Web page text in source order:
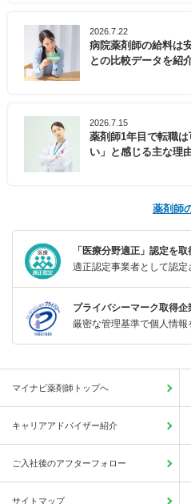
2026.7.22
病院薬剤師の給料は
との比較データを紹
2026.7.15
薬剤師1年目で転職
い」と感じる主な理
薬剤師
「医療分野適正」認定を取
適正認定事業者として認定
プライバシーマーク取得企
厳密な管理基準で個人情報
マイナビ薬剤師トップへ
キャリアアドバイザー紹介
ご入社後のアフターフォロー
サイトマップ